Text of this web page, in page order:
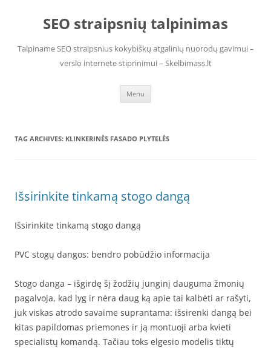
contentSEO straipsnių talpinimas
Talpiname SEO straipsnius kokybiškų atgalinių nuorodų gavimui –
verslo internete stiprinimui – Skelbimass.lt
Menu
TAG ARCHIVES: KLINKERINĖS FASADO PLYTELĖS
Išsirinkite tinkamą stogo dangą
Išsirinkite tinkamą stogo dangą
PVC stogų dangos: bendro pobūdžio informacija
Stogo danga – išgirdę šį žodžių junginį dauguma žmonių
pagalvoja, kad lyg ir nėra daug ką apie tai kalbėti ar rašyti,
juk viskas atrodo savaime suprantama: išsirenki dangą bei
kitas papildomas priemones ir ją montuoji arba kvieti
specialistų komandą. Tačiau toks elgesio modelis tiktų